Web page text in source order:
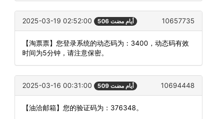
2025-03-19 02:52:00 506 أيام مضت 10657735
【淘票票】您登录系统的动态码为：3400，动态码有效
时间为5分钟，请注意保密。
2025-03-16 00:31:00 509 أيام مضت 10694448
【油洽邮箱】您的验证码为：376348。